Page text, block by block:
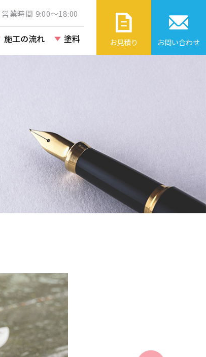
営業時間 9:00～18:00
施工の流れ 塗料 お見積り お問い合わせ